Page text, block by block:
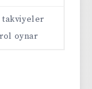
takviyeler
oynar